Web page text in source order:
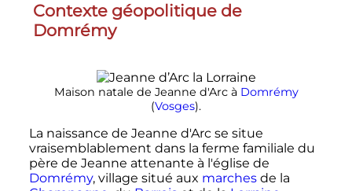
Contexte géopolitique de
Domrémy
Maison natale de Jeanne d'Arc à Domrémy
(Vosges).
La naissance de Jeanne d'Arc se situe
vraisemblablement dans la ferme familiale du
père de Jeanne attenante à l'église de
Domrémy, village situé aux marchesde la